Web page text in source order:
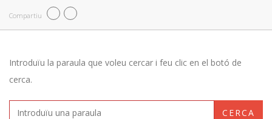
Compartiu
Introduïu la paraula que voleu cercar i feu clic en el botó de
cerca.
CERCA